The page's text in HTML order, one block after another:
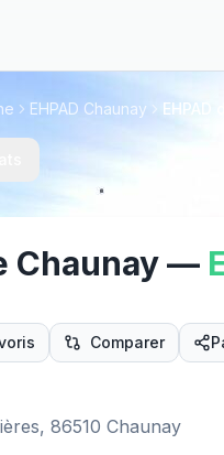
EHPAD Chaunay EHPAD
Chaunay—
Comparer
86510 Chaunay